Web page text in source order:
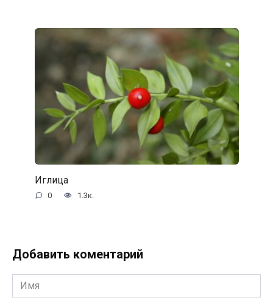
Иглица
0 1.3к.
Добавить коментарий
Имя
*